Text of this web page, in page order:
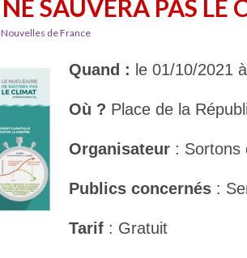
NE SAUVERA PAS LE
Nouvelles de France
Quand : le 01/10/2021
Où ? Place de la
Organisateur : Sortons
Publics concernés :
Tarif : Gratuit